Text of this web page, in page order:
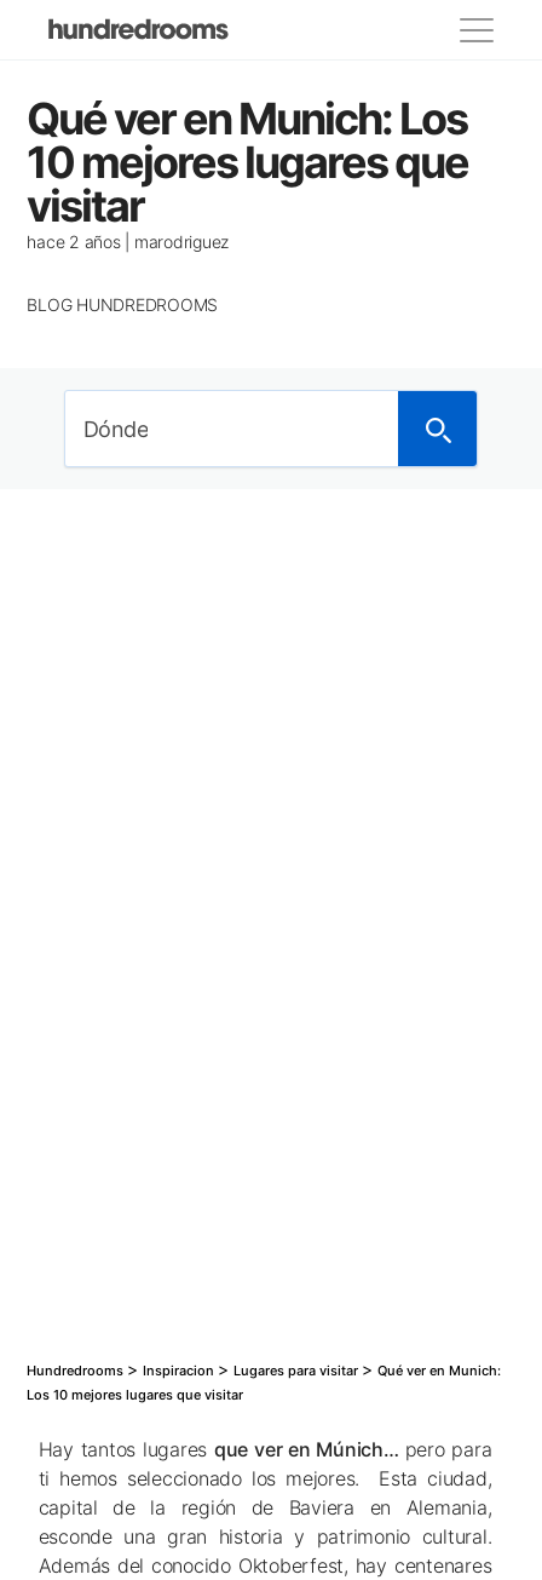
Categorías
propietarios
Lugares para visitar
Eventos y festivos
Casas de famosos
Alojamientos recomendados
Qué ver en Munich: Los
10 mejores lugares que
visitar
hace 2 años | marodriguez
BLOG HUNDREDROOMS
Dónde
Hundredrooms >Inspiracion >Lugares para visitar >Qué ver en Munich:
Los 10 mejores lugares que visitar
Hay tantos lugares que ver en Múnich… pero para
ti hemos seleccionado los mejores. Esta ciudad,
capital de la región de Baviera en Alemania,
esconde una gran historia y patrimonio cultural.
Además del conocido Oktoberfest, hay centenares